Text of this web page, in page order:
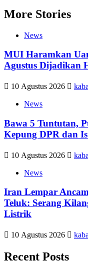
More Stories
News
MUI Haramkan
Agustus Dijadikan
10 Agustus 2026
News
Bawa 5 Tuntutan,
Kepung DPR dan
10 Agustus 2026
News
Iran Lempar
Teluk: Serang
Listrik
10 Agustus 2026
Recent Posts